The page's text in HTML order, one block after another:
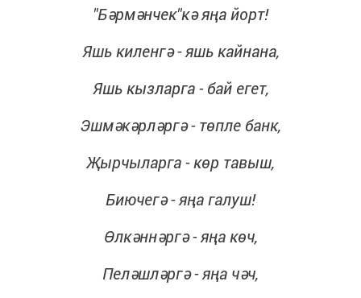
"Бәрмәнчек"кә яңа йорт!
Яшь киленгә - яшь кайнана,
Яшь кызларга - бай егет,
Эшмәкәрләргә - төпле банк,
Җырчыларга - көр тавыш,
Биючегә - яңа галуш!
Өлкәннәргә - яңа көч,
Пеләшләргә - яңа чәч,